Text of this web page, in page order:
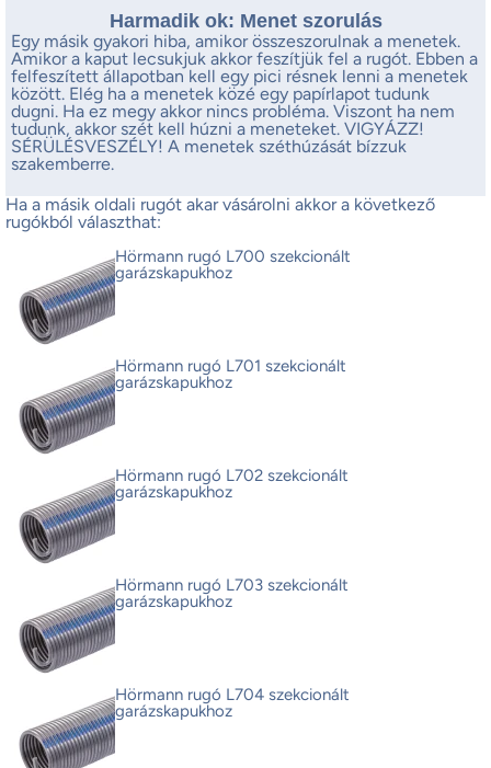
Harmadik ok: Menet szorulás
Egy másik gyakori hiba, amikor összeszorulnak a menetek.
Amikor a kaput lecsukjuk akkor feszítjük fel a rugót. Ebben a
felfeszített állapotban kell egy pici résnek lenni a menetek
között. Elég ha a menetek közé egy papírlapot tudunk
dugni. Ha ez megy akkor nincs probléma. Viszont ha nem
tudunk, akkor szét kell húzni a meneteket. VIGYÁZZ!
SÉRÜLÉSVESZÉLY! A menetek széthúzását bízzuk
szakemberre.
Ha a másik oldali rugót akar vásárolni akkor a következő
rugókból választhat:
Hörmann rugó L700 szekcionált
garázskapukhoz
Hörmann rugó L701 szekcionált
garázskapukhoz
Hörmann rugó L702 szekcionált
garázskapukhoz
Hörmann rugó L703 szekcionált
garázskapukhoz
Hörmann rugó L704 szekcionált
garázskapukhoz